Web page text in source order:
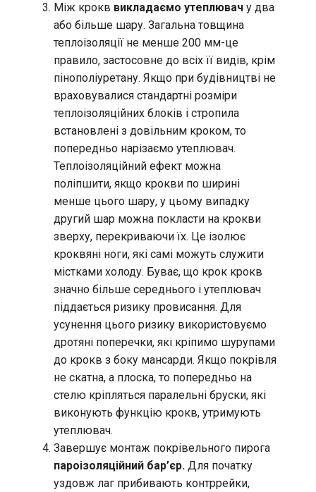
Між крокв викладаємо утеплювач у два
або більше шару. Загальна товщина
теплоізоляції не менше 200 мм-це
правило, застосовне до всіх її видів, крім
пінополіуретану. Якщо при будівництві не
враховувалися стандартні розміри
теплоізоляційних блоків і стропила
встановлені з довільним кроком, то
попередньо нарізаємо утеплювач.
Теплоізоляційний ефект можна
поліпшити, якщо крокви по ширині
менше цього шару, у цьому випадку
другий шар можна покласти на крокви
зверху, перекриваючи їх. Це ізолює
кроквяні ноги, які самі можуть служити
містками холоду. Буває, що крок крокв
значно більше середнього і утеплювач
піддається ризику провисання. Для
усунення цього ризику використовуємо
дротяні поперечки, які кріпимо шурупами
до крокв з боку мансарди. Якщо покрівля
не скатна, а плоска, то попередньо на
стелю кріпляться паралельні бруски, які
виконують функцію крокв, утримують
утеплювач.
Завершує монтаж покрівельного пирога
пароізоляційний бар’єр. Для початку
уздовж лаг прибивають контррейки,